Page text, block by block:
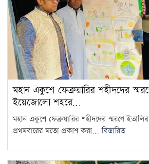
মহান একুশে ফেব্রুয়ারির শহীদদের
ইয়েজোলো শহরে…
মহান একুশে ফেব্রুয়ারির শহীদদের স্মরণে
প্রথমবারের মতো প্রকাশ করা...বিস্তারিত